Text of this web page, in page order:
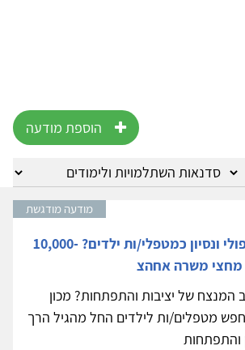
הוספת מודעה
מודעה מודגשת
בעלי תואר שני טיפולי ונסיון כמטפלי/ות ילדים? 10,000-
של יציבות והתפתחות? מכון
מטפלים/ות לילדים החל מהגיל הרך